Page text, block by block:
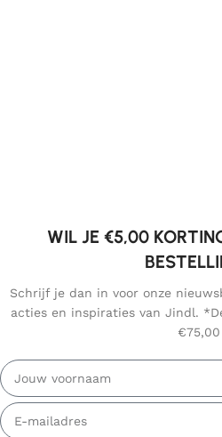
WIL JE €5,00
Schrijf je dan in voor onze
acties en inspiraties van Jindl.
€75,00